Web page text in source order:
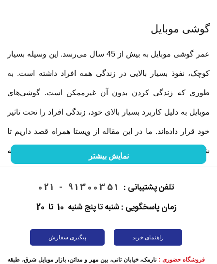
گوشی موبایل
عمر گوشی موبایل به بیش از 45 سال می‌رسد. این وسیله بسیار
کوچک، نفوذ بسیار بالایی در زندگی همه افراد داشته است. به
طوری که زندگی کردن بدون آن غیرممکن است. گوشی‌های
موبایل به دلیل کاربرد بسیار بالای خود، زندگی افراد را تحت تاثیر
خود قرار داده‌اند. ما در این مقاله از ویستا همراه قصد داریم تا
شما را با گوشی موبایل و خصوصیات آن آشنا کنیم. ما را در ادامه
نمایش بیشتر
تلفن پشتیبانی : 91300351 - 021
زمان پاسخگویی : شنبه تا پنج شنبه 10 تا 20
راهنمای خرید پیگیری سفارش
فروشگاه حضوری : نارمک، خیابان ثانی، بین مهر و مدائن، بازار موبایل شرق، طبقه